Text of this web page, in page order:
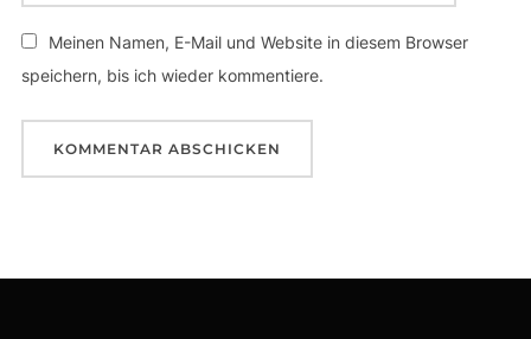
Meinen Namen, E-Mail und Website in diesem Browser
speichern, bis ich wieder kommentiere.